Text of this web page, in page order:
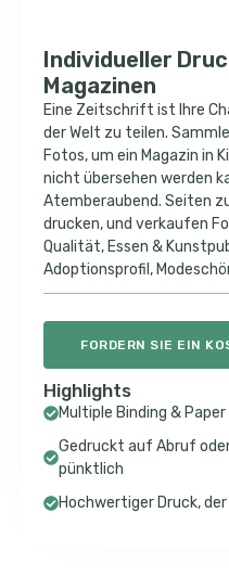
Individueller
Magazinen
Eine Zeitschrift ist Ihre
der Welt zu teilen.
Fotos, um ein Magazin in
nicht übersehen werden
Atemberaubend. Seiten
drucken, und verkaufen
Qualität, Essen &
Adoptionsprofil,
FORDERN SIE EIN
Highlights
Multiple Binding &
Gedruckt auf Abruf
pünktlich
Hochwertiger Druck,